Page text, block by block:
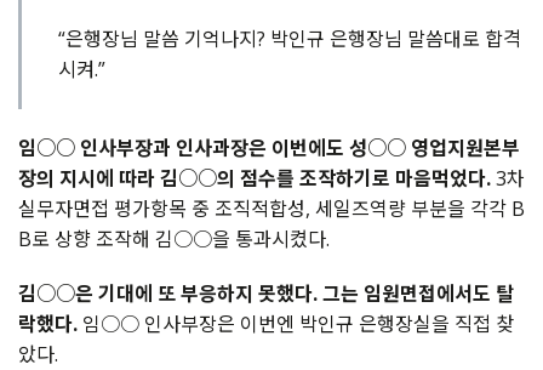
“은행장님 말씀 기억나지? 박인규 은행장님 말씀대로 합격
시켜.”
임○○ 인사부장과 인사과장은 이번에도 성○○ 영업지원본부
장의 지시에 따라 김○○의 점수를 조작하기로 마음먹었다.3차
실무자면접 평가항목 중 조직적합성, 세일즈역량 부분을 각각 B
B로 상향 조작해 김○○을 통과시켰다.
김○○은 기대에 또 부응하지 못했다. 그는 임원면접에서도 탈
락했다. 임○○ 인사부장은 이번엔 박인규 은행장실을 직접 찾
았다.